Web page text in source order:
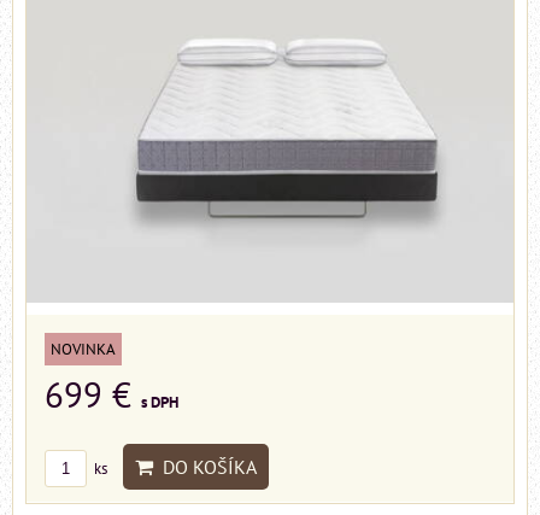
NOVINKA
699 € s DPH
ks DO KOŠÍKA